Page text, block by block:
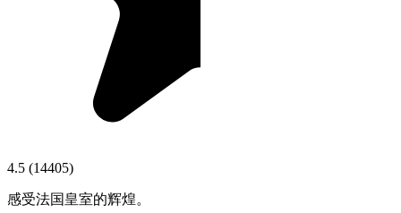
4.5 (14405)
感受法国皇室的辉煌。